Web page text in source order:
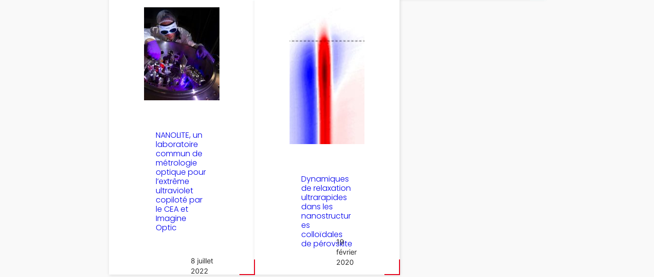
NANOLITE, un
laboratoire
commun de
métrologie
optique pour
l’extrême
ultraviolet
copiloté par
le CEA et
Imagine
Optic
8 juillet
2022
Dynamiques
de relaxation
ultrarapides
dans les
nanostructur
es
colloïdales
de pérovskite
19
février
2020